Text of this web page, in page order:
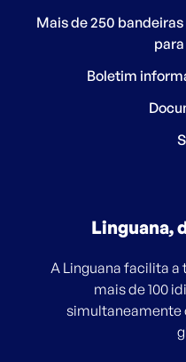
Mais de 250
Boletim
Linguana,
A Linguana facilita a
mais de 100
simultaneamente